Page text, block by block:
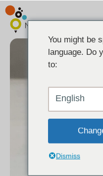
You might be
language. Do
to:
English
Dismiss